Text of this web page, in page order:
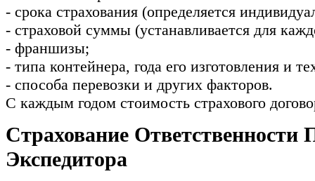
- срока страхования (определяется
- страховой суммы (устанавливается для
- франшизы;
- типа контейнера, года его изготовления и
- способа перевозки и других факторов.
С каждым годом стоимость страхового
Страхование Ответственности
Экспедитора